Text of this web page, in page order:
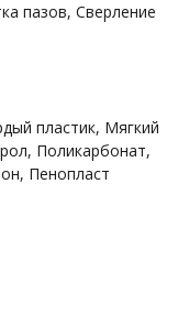
пазов, Сверление
пластик, Мягкий
Поликарбонат,
Пенопласт